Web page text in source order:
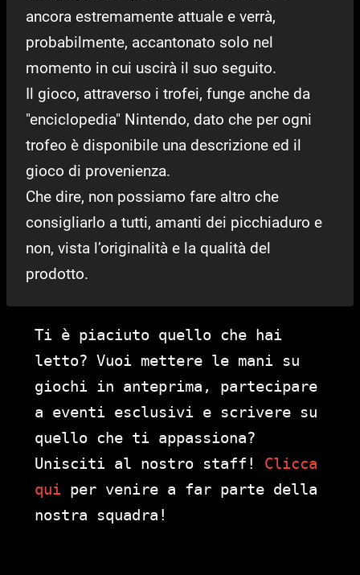
ancora estremamente attuale e verrà,
probabilmente, accantonato solo nel
momento in cui uscirà il suo seguito.
Il gioco, attraverso i trofei, funge anche da
"enciclopedia" Nintendo, dato che per ogni
trofeo è disponibile una descrizione ed il
gioco di provenienza.
Che dire, non possiamo fare altro che
consigliarlo a tutti, amanti dei picchiaduro e
non, vista l’originalità e la qualità del
prodotto.
Ti è piaciuto quello che hai
letto? Vuoi mettere le mani su
giochi in anteprima, partecipare
a eventi esclusivi e scrivere su
quello che ti appassiona?
Unisciti al nostro staff! Clicca
qui per venire a far parte della
nostra squadra!